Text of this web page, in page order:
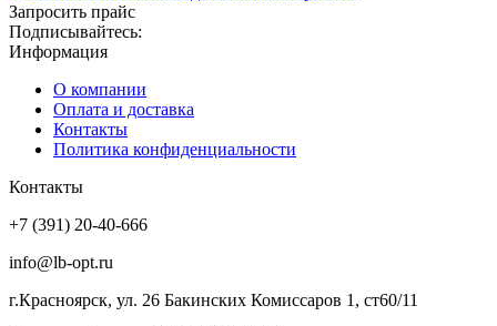
Запросить прайс
Подписывайтесь:
Информация
О компании
Оплата и доставка
Контакты
Политика конфиденциальности
Контакты
+7 (391) 20-40-666
info@lb-opt.ru
г.Красноярск, ул. 26 Бакинских Комиссаров 1, ст60/11